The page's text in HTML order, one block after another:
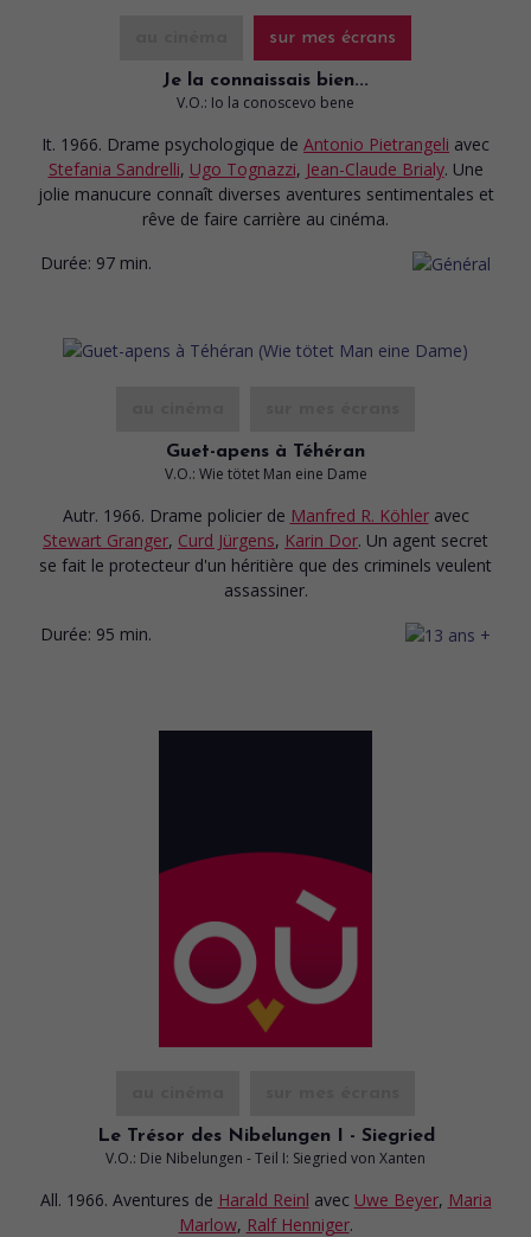
sur mes écrans
Je la connaissais bien...
V.O.: Io la conoscevo bene
It. 1966. Drame psychologique de Antonio Pietrangeli avec
Stefania Sandrelli, Ugo Tognazzi, Jean-Claude Brialy. Une
jolie manucure connaît diverses aventures sentimentales et
rêve de faire carrière au cinéma.
Durée: 97 min.
Guet-apens à Téhéran
V.O.: Wie tötet Man eine Dame
Autr. 1966. Drame policier de Manfred R. Köhler avec
Stewart Granger, Curd Jürgens, Karin Dor. Un agent secret
se fait le protecteur d'un héritière que des criminels veulent
assassiner.
Durée: 95 min.
Le Trésor des Nibelungen I - Siegried
V.O.: Die Nibelungen - Teil I: Siegried von Xanten
All. 1966. Aventures de Harald Reinl avec Uwe Beyer, Maria
Marlow, Ralf Henniger.